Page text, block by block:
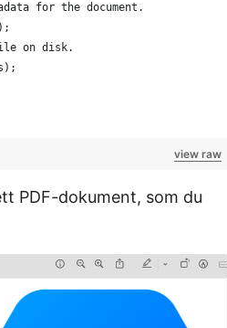
for the document.
on disk.
view raw
PDF-dokument, som du